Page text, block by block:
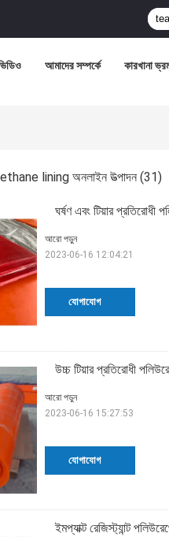
আমাদের সম্পর্কে কারখানা
lining অনলাইন উত্পাদন (31)
ঘর্ষণ এবং টিয়ার প্রতিরোধী
যোগাযোগ
আরো পড়ুন
2023-06-16 12:04:21
উচ্চ টিয়ার প্রতিরোধী
যোগাযোগ
আরো পড়ুন
2023-06-16 15:27:53
ইমপ্যাক্ট রেজিস্ট্যান্ট